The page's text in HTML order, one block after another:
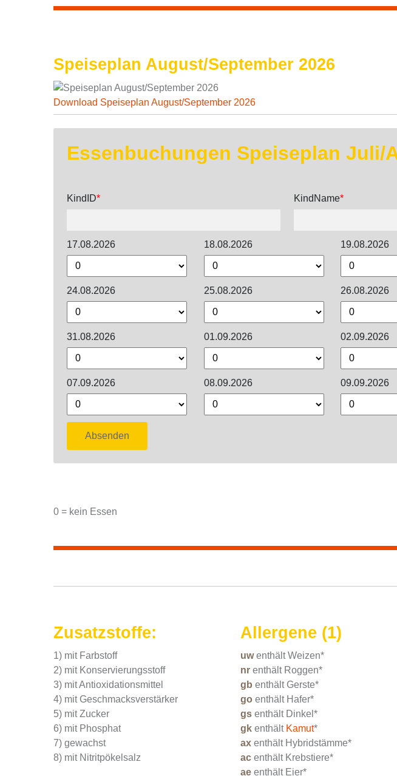
Speiseplan August/September 2026
Download Speiseplan August/September 2026
Essenbuchungen Speiseplan Juli/
KindID* KindName*
17.08.2026 18.08.2026 19.08.2026
24.08.2026 25.08.2026 26.08.2026
31.08.2026 01.09.2026 02.09.2026
07.09.2026 08.09.2026 09.09.2026
Absenden
0 = kein Essen
Zusatzstoffe:
1) mit Farbstoff
2) mit Konservierungsstoff
3) mit Antioxidationsmittel
4) mit Geschmacksverstärker
5) mit Zucker
6) mit Phosphat
7) gewachst
8) mit Nitritpökelsalz
Allergene (1)
uwenthält Weizen*
nrenthält Roggen*
gbenthält Gerste*
goenthält Hafer*
gsenthält Dinkel*
gkenthält Kamut*
axenthält Hybridstämme*
acenthält Krebstiere*
aeenthält Eier*